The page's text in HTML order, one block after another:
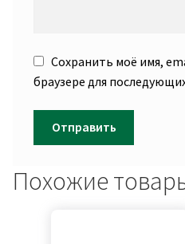
Сохранить моё имя,
браузере для
Похожие